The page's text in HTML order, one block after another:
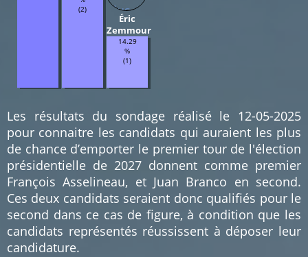
(2)
Éric
Zemmour
14.29
%
(1)
Les résultats du sondage réalisé le 12-05-2025
pour connaitre les candidats qui auraient les plus
de chance d’emporter le premier tour de l'élection
présidentielle de 2027 donnent comme premier
François Asselineau, et Juan Branco en second.
Ces deux candidats seraient donc qualifiés pour le
second dans ce cas de figure, à condition que les
candidats représentés réussissent à déposer leur
candidature.